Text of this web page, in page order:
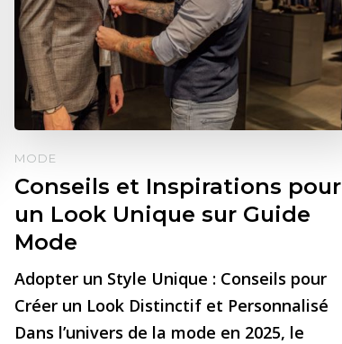
MODE
Conseils et Inspirations pour
un Look Unique sur Guide
Mode
Adopter un Style Unique : Conseils pour
Créer un Look Distinctif et Personnalisé
Dans l’univers de la mode en 2025, le